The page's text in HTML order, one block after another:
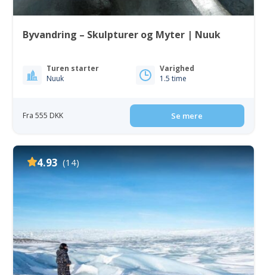
Byvandring – Skulpturer og Myter | Nuuk
Turen starter
Nuuk
Varighed
1.5 time
Fra 555 DKK Se mere
4.93 (14)